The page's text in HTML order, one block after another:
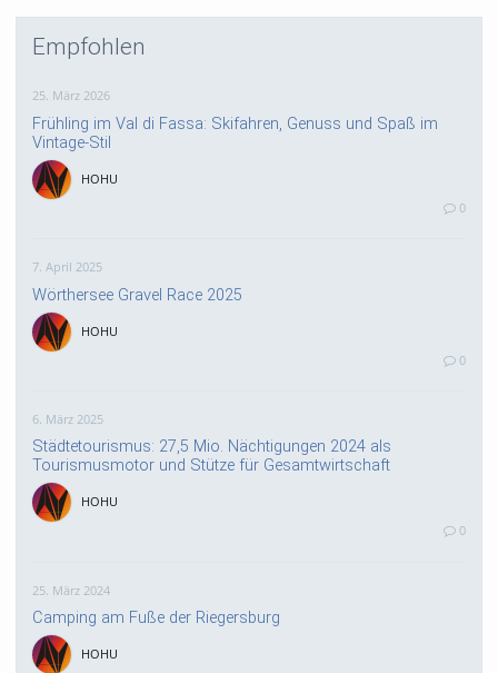
Empfohlen
25. März 2026
Frühling im Val di Fassa: Skifahren, Genuss und Spaß im
Vintage-Stil
HOHU
0
7. April 2025
Wörthersee Gravel Race 2025
HOHU
0
6. März 2025
Städtetourismus: 27,5 Mio. Nächtigungen 2024 als
Tourismusmotor und Stütze für Gesamtwirtschaft
HOHU
0
25. März 2024
Camping am Fuße der Riegersburg
HOHU